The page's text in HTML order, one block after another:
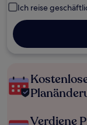
Ich reise
Verdiene